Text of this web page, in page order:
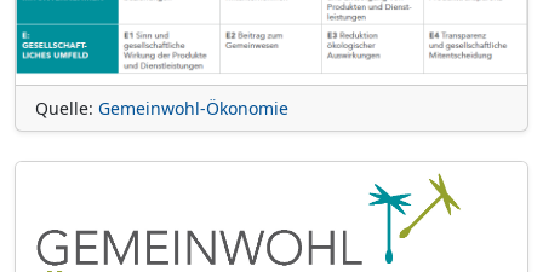
Quelle: Gemeinwohl-Ökonomie